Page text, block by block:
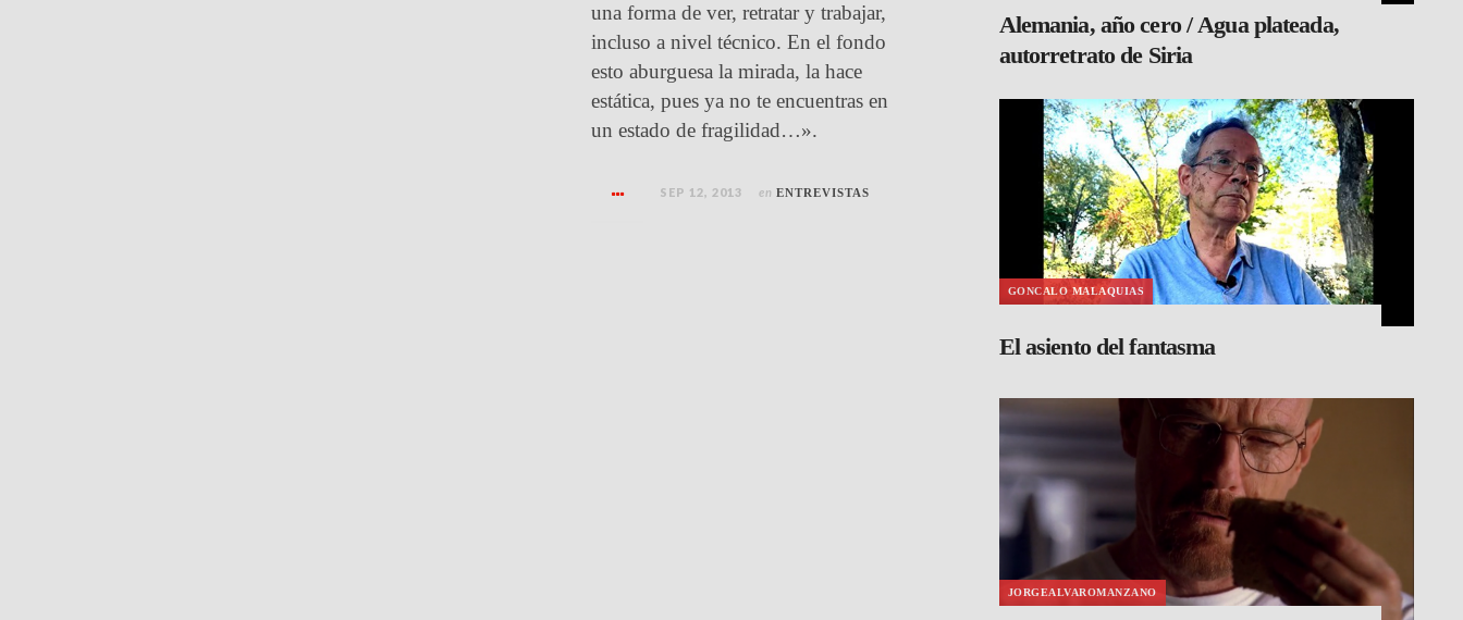
una forma de ver, retratar y trabajar,
incluso a nivel técnico. En el fondo
esto aburguesa la mirada, la hace
estática, pues ya no te encuentras en
un estado de fragilidad…».
SEP 12, 2013 en ENTREVISTAS
Alemania, año cero / Agua plateada,
autorretrato de Siria
GONCALO MALAQUIAS
El asiento del fantasma
JORGEALVAROMANZANO